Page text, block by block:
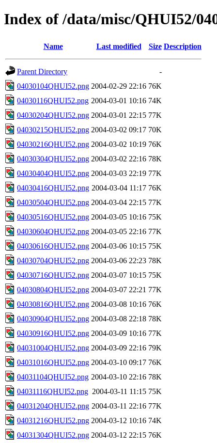
Index of /data/misc/QHUI52/
Name Last modified Size Description
Parent Directory
-
04030104QHUI52.png 2004-02-29 22:16 76K
04030116QHUI52.png 2004-03-01 10:16 74K
04030204QHUI52.png 2004-03-01 22:15 77K
04030215QHUI52.png 2004-03-02 09:17 70K
04030216QHUI52.png 2004-03-02 10:19 76K
04030304QHUI52.png 2004-03-02 22:16 78K
04030404QHUI52.png 2004-03-03 22:19 77K
04030416QHUI52.png 2004-03-04 11:17 76K
04030504QHUI52.png 2004-03-04 22:15 77K
04030516QHUI52.png 2004-03-05 10:16 75K
04030604QHUI52.png 2004-03-05 22:16 77K
04030616QHUI52.png 2004-03-06 10:15 75K
04030704QHUI52.png 2004-03-06 22:23 78K
04030716QHUI52.png 2004-03-07 10:15 75K
04030804QHUI52.png 2004-03-07 22:21 77K
04030816QHUI52.png 2004-03-08 10:16 76K
04030904QHUI52.png 2004-03-08 22:18 78K
04030916QHUI52.png 2004-03-09 10:16 77K
04031004QHUI52.png 2004-03-09 22:16 79K
04031016QHUI52.png 2004-03-10 09:17 76K
04031104QHUI52.png 2004-03-10 22:16 78K
04031116QHUI52.png 2004-03-11 11:15 75K
04031204QHUI52.png 2004-03-11 22:16 77K
04031216QHUI52.png 2004-03-12 10:16 74K
04031304QHUI52.png 2004-03-12 22:15 76K